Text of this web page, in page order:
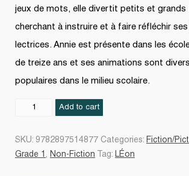
jeux de mots, elle divertit petits et grands
cherchant à instruire et à faire réfléchir
lectrices. Annie est présente dans les
de treize ans et ses animations sont
populaires dans le milieu scolaire.
Léon
Add to cart
SKU: 9782897514877 Categories: Fiction/
Grade 1 , Non-Fiction Tag: LÉon